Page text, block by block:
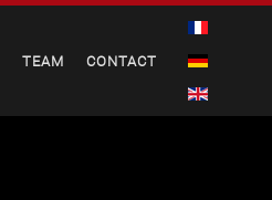
TEAM CONTACT